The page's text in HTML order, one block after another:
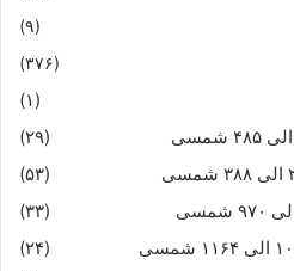
(۹)
(۳۷۶)
(۱)
(۲۹)
(۵۳)
(۳۳)
(۲۴)